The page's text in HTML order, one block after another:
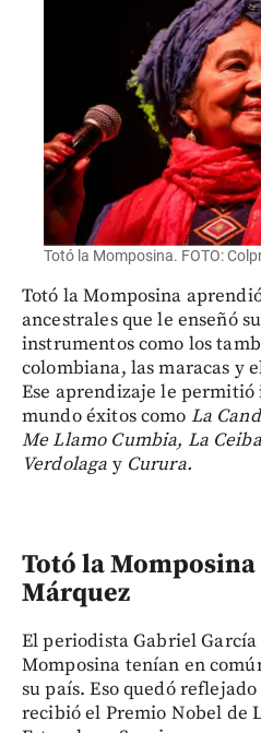
Totó la Momposina. FOTO:
Totó la Momposina
ancestrales que le enseñó
instrumentos como los
colombiana, las maracas y
Ese aprendizaje le
mundo éxitos como La
Me Llamo Cumbia, La
Verdolaga y Curura.
Totó la
Márquez
El periodista Gabriel
Momposina tenían en
su país. Eso quedó
recibió el Premio Nobel de